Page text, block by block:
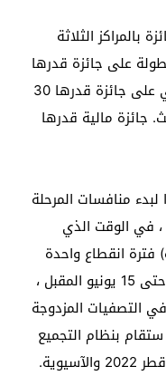
بالمراكز الثلاثة
على جائزة قدرها
60 ألف دينار ، والفريق المصنف الثاني على جائزة قدرها 30
جائزة مالية قدرها
موعدًا لبدء منافسات المرحلة
ستستمر حتى 3 يوليو ، في الوقت الذي
انقطاع واحدة
(أيام فيفا) ، تبدأ من مايو. 31 (مايو) حتى 15 يونيو المقبل ،
التصفيات المزدوجة
بنظام التجميع
في الكويت ، وهي تصفيات مونديال قطر 2022 والآسيوية.